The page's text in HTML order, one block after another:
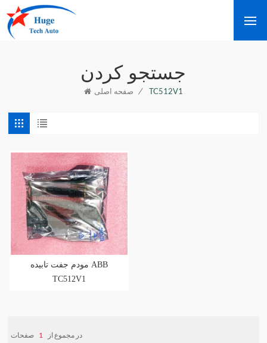
جستجو کردن
صفحه اصلی / TC512V1
مودم جفت تابیده ABB
TC512V1
در مجموع از 1 صفحات